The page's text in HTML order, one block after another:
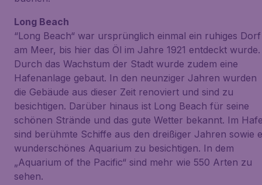
Long Beach
“Long Beach“ war ursprünglich einmal ein ruhiges Dorf
am Meer, bis hier das Öl im Jahre 1921 entdeckt wurde.
Durch das Wachstum der Stadt wurde zudem eine
Hafenanlage gebaut. In den neunziger Jahren wurden
die Gebäude aus dieser Zeit renoviert und sind zu
besichtigen. Darüber hinaus ist Long Beach für seine
schönen Strände und das gute Wetter bekannt. Im
sind berühmte Schiffe aus den dreißiger Jahren sowie
wunderschönes Aquarium zu besichtigen. In dem
„Aquarium of the Pacific“ sind mehr wie 550 Arten zu
sehen.